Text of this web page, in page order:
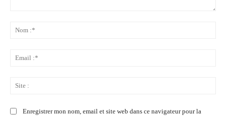
Enregistrer mon nom, email et site web dans ce navigateur pour la